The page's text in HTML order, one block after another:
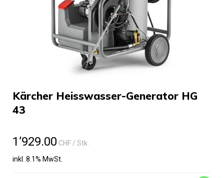
Kärcher Heisswasser-Generator HG
43
1’929.00 CHF/ Stk.
inkl. 8.1% MwSt.